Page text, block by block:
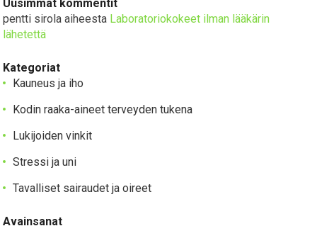
Uusimmat kommentit
pentti sirola aiheesta Laboratoriokokeet ilman lääkärin
lähetettä
Kategoriat
Kauneus ja iho
Kodin raaka-aineet terveyden tukena
Lukijoiden vinkit
Stressi ja uni
Tavalliset sairaudet ja oireet
Avainsanat